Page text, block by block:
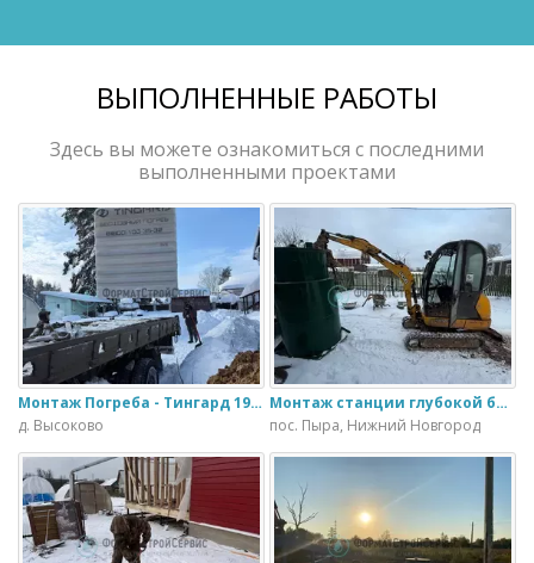
ВЫПОЛНЕННЫЕ РАБОТЫ
Здесь вы можете ознакомиться с последними
выполненными проектами
Монтаж Погреба - Тингард 1900
д. Высоково
Монтаж станции глубокой биологической очистки ИталБио - 5 с колодцем дренажным для слива воды
пос. Пыра, Нижний Новгород